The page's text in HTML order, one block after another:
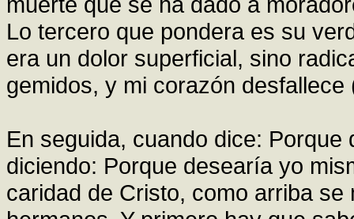
Lo tercero que pondera es su
era un dolor superficial, sino
gemidos, y mi corazón desfallece
En seguida, cuando dice:
diciendo: Porque desearía yo
caridad de Cristo, como arriba